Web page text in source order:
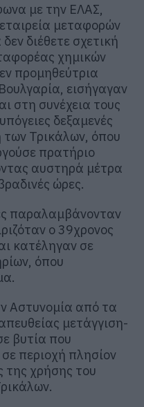
με την ΕΛΑΣ,
μεταφορών
διέθετε σχετική
χημικών
προμηθεύτρια
εισήγαγαν
στη συνέχεια τους
δεξαμενές
Τρικάλων, όπου
πρατήριο
αυστηρά μέτρα
ώρες.
παραλαμβάνονταν
ο 39χρονος
κατέληγαν σε
όπου
Αστυνομία από τα
μετάγγιση-
βυτία που
περιοχή πλησίον
της χρήσης του